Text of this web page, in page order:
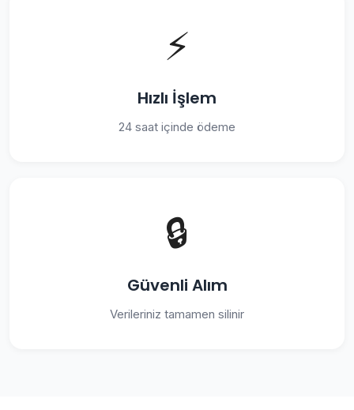
⚡
Hızlı İşlem
24 saat içinde ödeme
🔒
Güvenli Alım
Verileriniz tamamen silinir